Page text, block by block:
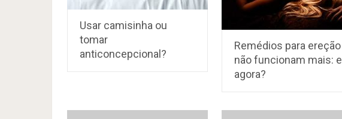
Usar camisinha ou
tomar
anticoncepcional?
Remédios para ereção
não funcionam mais: e
agora?